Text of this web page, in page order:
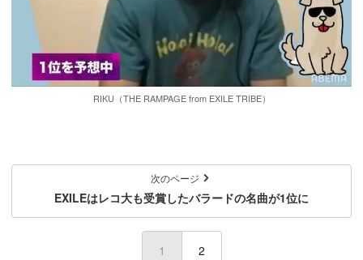
RIKU（THE RAMPAGE from EXILE TRIBE）
次のページ
EXILEはレコ大も受賞したバラードの名曲が1位に
1 (current)
2